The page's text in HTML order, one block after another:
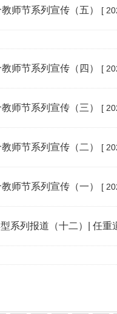
师节系列宣传（五） [
师节系列宣传（四） [
师节系列宣传（三） [
师节系列宣传（二） [
师节系列宣传（一） [
系列报道（十二）| 任重